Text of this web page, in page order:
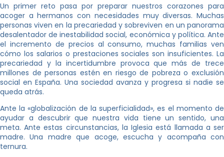
Un primer reto pasa por preparar nuestros corazones para
acoger a hermanos con necesidades muy diversas. Muchas
personas viven en la precariedad y sobreviven en un panorama
desalentador de inestabilidad social, económica y política. Ante
el incremento de precios al consumo, muchas familias ven
cómo los salarios o prestaciones sociales son insuficientes. La
precariedad y la incertidumbre provoca que más de trece
millones de personas estén en riesgo de pobreza o exclusión
social en España. Una sociedad avanza y progresa si nadie se
queda atrás.
Ante la «globalización de la superficialidad», es el momento de
ayudar a descubrir que nuestra vida tiene un sentido, una
meta. Ante estas circunstancias, la Iglesia está llamada a ser
madre. Una madre que acoge, escucha y acompaña con
ternura.